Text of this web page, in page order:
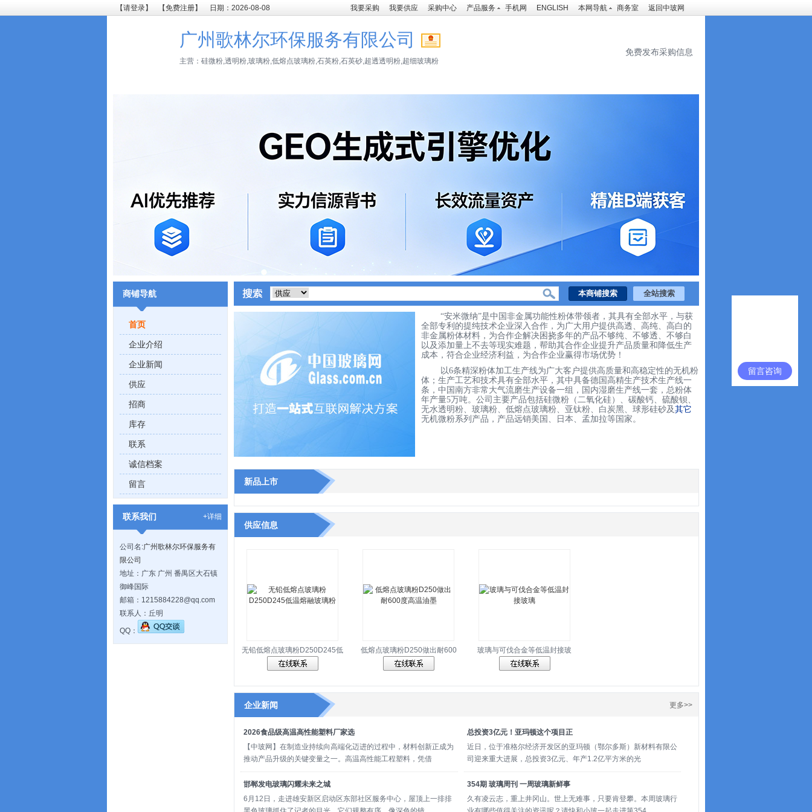
【请登录】 【免费注册】 日期：2026-08-08 我要采购 我要供应 采购中心 产品服务 手机网 ENGLISH 本网导航 商务室 返回中玻网
广州歌林尔环保服务有限公司
主营：硅微粉,透明粉,玻璃粉,低熔点玻璃粉,石英粉,石英砂,超透透明粉,超细玻璃粉
免费发布采购信息
“安米微纳”是中国非金属功能性粉体带领者 ，其具有全部水平， 与获
全部专利的提纯技术企业深入合作， 为广大用户提供高透、 高纯、 高白 的
非金属粉体材料， 为合作企解决困挠多年的产品不够纯、 不够透、 不够白
以及添加量上不去等现实难题， 帮助其合作企业提升产品质量和 降低生产
成本 ，符合企业经济利益，为合作企业赢得市场优势！
以6条精深粉体加工生产线为广大客户提供高质量和 高稳定性的无机粉
体； 生产工艺和技术具有全部水平，其中具备德国高精生产技术生产线一
条 ， 中国 南方非常大气流磨生产设备一组 ，国内湿磨生产线一套， 总粉体
年产量5万吨。 公司主要产品包括硅微粉（二氧化硅）、碳酸钙、硫酸钡、
无水透明粉、 玻璃粉、 低熔点玻璃粉、 亚钛粉、白炭黑、球形硅砂及其它
无机微粉系列 产品，产品远销美国 、 日本、 孟加拉等国家。
新品上市
供应信息
无铅低熔点玻璃粉D250D245低 低熔点玻璃粉D250做出耐600 玻璃与可伐合金等低温封接玻
企业新闻 更多>>
2026食品级高温高性能塑料厂家选
【中玻网】在制造业持续向高端化迈进的过程中，材料创新正成为
推动产品升级的关键变量之一。高温高性能工程塑料，凭借
总投资3亿元！亚玛顿这个项目正
近日，位于准格尔经济开发区的亚玛顿（鄂尔多斯）新材料有限公
司迎来重大进展，总投资3亿元、年产1.2亿平方米的光
邯郸发电玻璃闪耀未来之城
6月12日，走进雄安新区启动区东部社区服务中心，屋顶上一排排
354期 玻璃周刊 一周玻璃新鲜事
久有凌云志，重上井冈山。世上无难事，只要肯登攀。本周玻璃行
商铺导航
首页
企业介绍
企业新闻
供应
招商
库存
联系
诚信档案
留言
联系我们 +详细
公司名:广州歌林尔环保服务有
限公司
地址：广东 广州 番禺区大石镇
御峰国际
邮箱：1215884228@qq.com
联系人：丘明
QQ：
留言咨询